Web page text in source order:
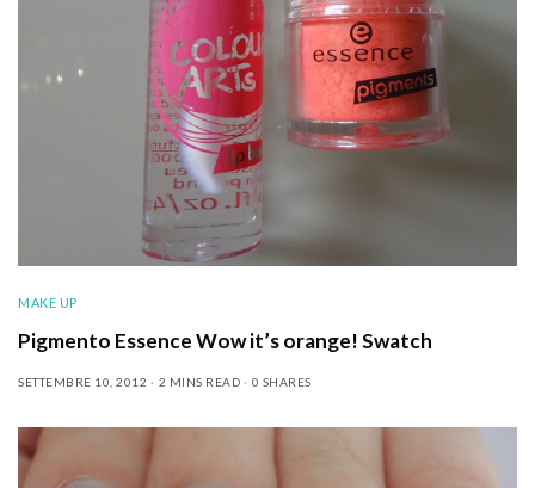
MAKE UP
Pigmento Essence Wow it’s orange! Swatch
SETTEMBRE 10, 2012 2 MINS READ 0 SHARES